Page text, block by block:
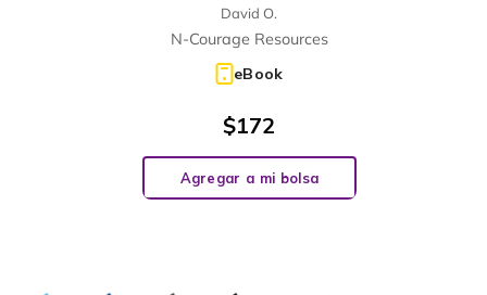
David O.
N-Courage Resources
eBook
$172
Agregar a mi bolsa